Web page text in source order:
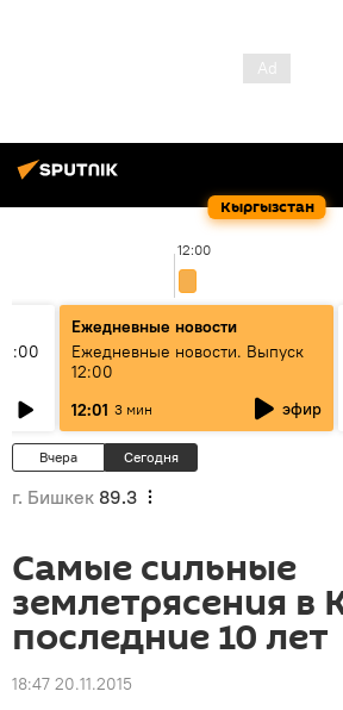
Кыргызстан
12:00
Ежедневные новости
Ежедневные новости. Выпуск
12:00
12:01 3 мин эфир
Вчера Сегодня
г. Бишкек 89.3
Самые сильные
землетрясения в
последние 10 лет
18:47 20.11.2015